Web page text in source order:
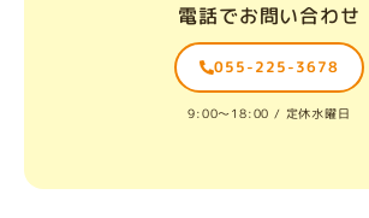
電話でお問い合わせ
055-225-3678
9:00〜18:00 / 定休水曜日